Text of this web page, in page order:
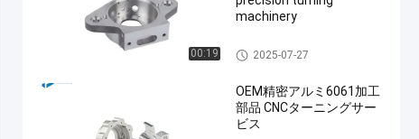
00:19
machinery
CNCの精密機械化
2025-07-27
OEM精密アルミ6061加工
部品 CNCターニングサー
ビス